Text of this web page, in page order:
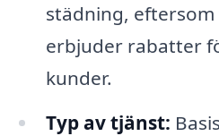
städning,
erbjuder rabatter
kunder.
Typ av tjänst: